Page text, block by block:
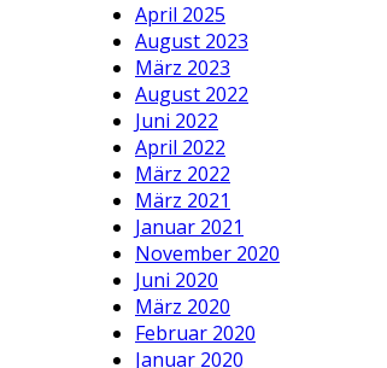
April 2025
August 2023
März 2023
August 2022
Juni 2022
April 2022
März 2022
März 2021
Januar 2021
November 2020
Juni 2020
März 2020
Februar 2020
Januar 2020